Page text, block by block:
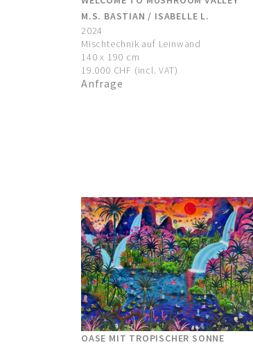
M.S. BASTIAN / ISABELLE L.
2024
Mischtechnik auf Leinwand
140 x 190 cm
19.000 CHF (incl. VAT)
Anfrage
OASE MIT TROPISCHER SONNE